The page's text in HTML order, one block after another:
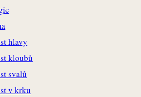
hlavy
kloubů
svalů
v krku